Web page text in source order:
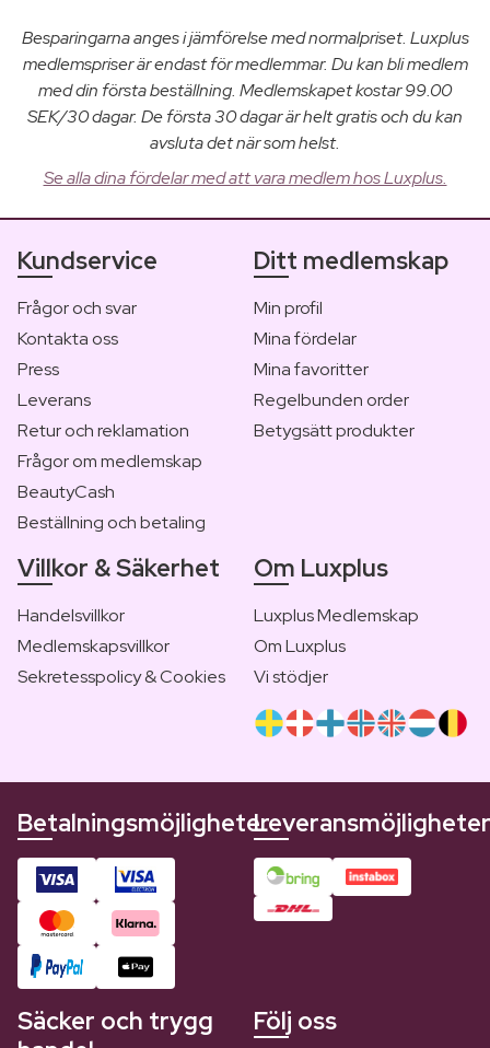
Besparingarna anges i jämförelse med normalpriset. Luxplus
medlemspriser är endast för medlemmar. Du kan bli medlem
med din första beställning. Medlemskapet kostar 99.00
SEK/30 dagar. De första 30 dagar är helt gratis och du kan
avsluta det när som helst.
Se alla dina fördelar med att vara medlem hos Luxplus.
Kundservice
Frågor och svar
Kontakta oss
Press
Leverans
Retur och reklamation
Frågor om medlemskap
BeautyCash
Beställning och betaling
Ditt medlemskap
Min profil
Mina fördelar
Mina favoritter
Regelbunden order
Betygsätt produkter
Villkor & Säkerhet
Handelsvillkor
Medlemskapsvillkor
Sekretesspolicy & Cookies
Om Luxplus
Luxplus Medlemskap
Om Luxplus
Vi stödjer
BetalningsmöjligheterLeveransmöjligheter
Säcker och trygg
Följ oss